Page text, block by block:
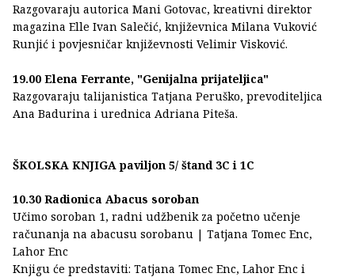
Razgovaraju autorica Mani Gotovac, kreativni direktor
magazina Elle Ivan Salečić, književnica Milana Vuković
Runjić i povjesničar književnosti Velimir Visković.
19.00 Elena Ferrante, "Genijalna prijateljica"
Razgovaraju talijanistica Tatjana Peruško, prevoditeljica
Ana Badurina i urednica Adriana Piteša.
ŠKOLSKA KNJIGA paviljon 5/ štand 3C i 1C
10.30 Radionica Abacus soroban
Učimo soroban 1, radni udžbenik za početno učenje
računanja na abacusu sorobanu | Tatjana Tomec Enc,
Lahor Enc
Knjigu će predstaviti: Tatjana Tomec Enc, Lahor Enc i